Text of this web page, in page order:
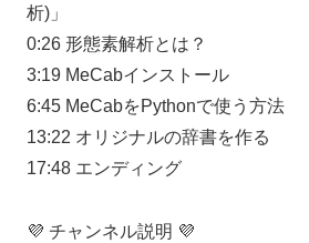
析)」
0:26 形態素解析とは？
3:19 MeCabインストール
6:45 MeCabをPythonで使う方法
13:22 オリジナルの辞書を作る
17:48 エンディング
💜 チャンネル説明 💜